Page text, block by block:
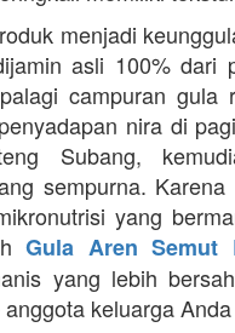
menjadi
asli 100% dari
campuran gula
nira di
Subang,
sempurna.
yang
Gula Aren Semut
yang lebih
keluarga